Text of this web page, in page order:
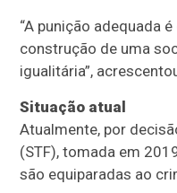
“A punição adequada
construção de uma
igualitária”,
Situação atual
Atualmente, por
(STF), tomada em
são equiparadas ao